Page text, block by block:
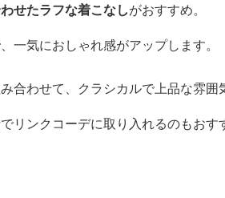
せたラフな着こなしがおすすめ。
一気におしゃれ感がアップします。
合わせて、クラシカルで上品な雰囲
リンクコーデに取り入れるのもおす